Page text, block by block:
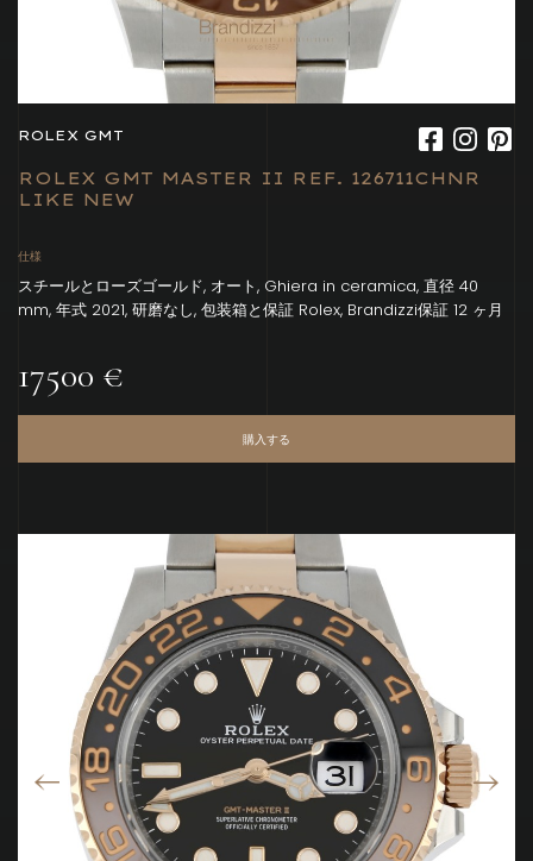
ROLEX GMT
ROLEX GMT MASTER II REF. 126711CHNR
LIKE NEW
仕様
スチールとローズゴールド, オート, Ghiera in ceramica, 直径 40
mm, 年式 2021, 研磨なし, 包装箱と保証 Rolex, Brandizzi保証 12 ヶ月
17500 €
購入する